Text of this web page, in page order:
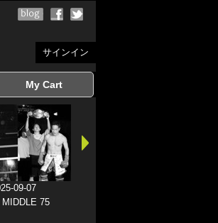
サインイン
My Cart
カートを見る
09-07
MIDDLE 75